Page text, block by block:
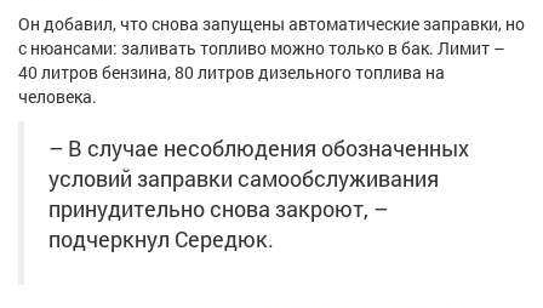
Товары
Он добавил, что снова запущены автоматические заправки, но
с нюансами: заливать топливо можно только в бак. Лимит –
40 литров бензина, 80 литров дизельного топлива на
человека.
– В случае несоблюдения обозначенных
условий заправки самообслуживания
принудительно снова закроют, –
подчеркнул Середюк.